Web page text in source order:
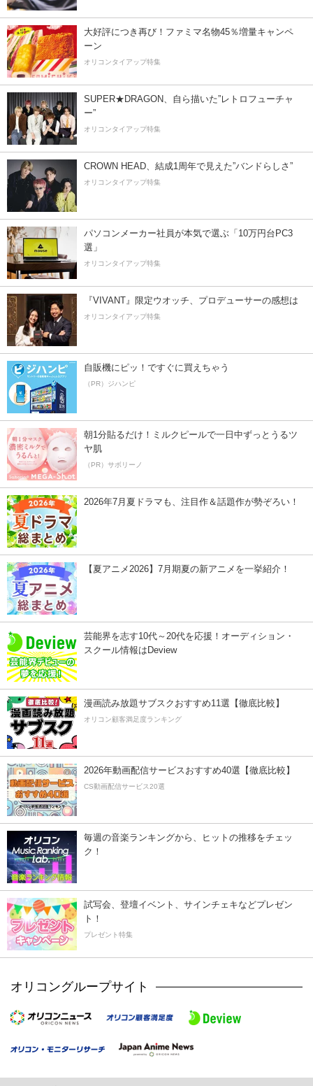
大好評につき再び！ファミマ名物45％増量キャンペ
ーン
オリコンタイアップ特集
SUPER★DRAGON、自ら描いた”レトロフューチャ
ー”
オリコンタイアップ特集
CROWN HEAD、結成1周年で見えた”バンドらしさ”
オリコンタイアップ特集
パソコンメーカー社員が本気で選ぶ「10万円台PC3
選」
オリコンタイアップ特集
『VIVANT』限定ウオッチ、プロデューサーの感想は
オリコンタイアップ特集
自販機にピッ！ですぐに買えちゃう
（PR）ジハンピ
朝1分貼るだけ！ミルクピールで一日中ずっとうるツ
ヤ肌
（PR）サボリーノ
2026年7月夏ドラマも、注目作＆話題作が勢ぞろい！
【夏アニメ2026】7月期夏の新アニメを一挙紹介！
芸能界を志す10代～20代を応援！オーディション・
スクール情報はDeview
漫画読み放題サブスクおすすめ11選【徹底比較】
オリコン顧客満足度ランキング
2026年動画配信サービスおすすめ40選【徹底比較】
CS動画配信サービス20選
毎週の音楽ランキングから、ヒットの推移をチェッ
ク！
試写会、登壇イベント、サインチェキなどプレゼン
ト！
プレゼント特集
オリコングループサイト